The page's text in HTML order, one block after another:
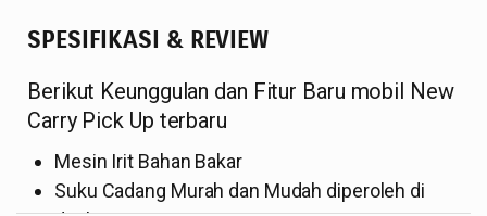
SPESIFIKASI & REVIEW
Berikut Keunggulan dan Fitur Baru mobil New
Carry Pick Up terbaru
Mesin Irit Bahan Bakar
Suku Cadang Murah dan Mudah diperoleh di